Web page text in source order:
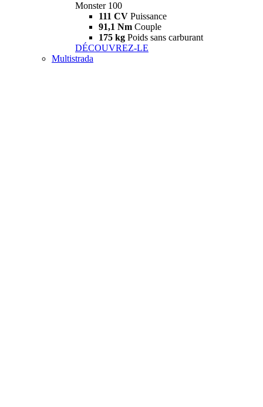
Monster 100
111 CV Puissance
91,1 Nm Couple
175 kg Poids sans carburant
DÉCOUVREZ-LE
Multistrada